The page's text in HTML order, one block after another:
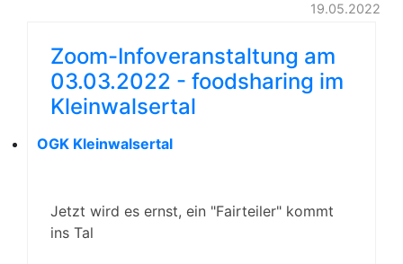
19.05.2022
Zoom-Infoveranstaltung am
03.03.2022 - foodsharing im
Kleinwalsertal
OGK Kleinwalsertal
Jetzt wird es ernst, ein "Fairteiler" kommt
ins Tal